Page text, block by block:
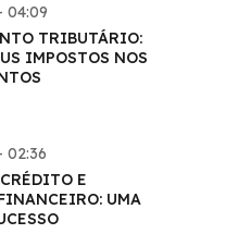
04:09
TRIBUTÁRIO:
IMPOSTOS NOS
E
UMA